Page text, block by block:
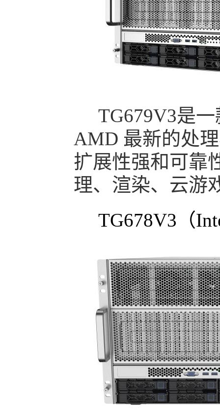
TG679V3是一
AMD 最新的处
扩展性强和可靠
理、渲染、云游
TG678V3（